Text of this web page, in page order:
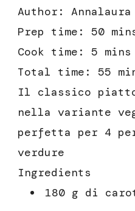
Author: Annalaura
Prep time: 50
Cook time: 5 mins
Total time: 55
Il classico
nella variante
perfetta per 4
verdure
Ingredients
180 g di